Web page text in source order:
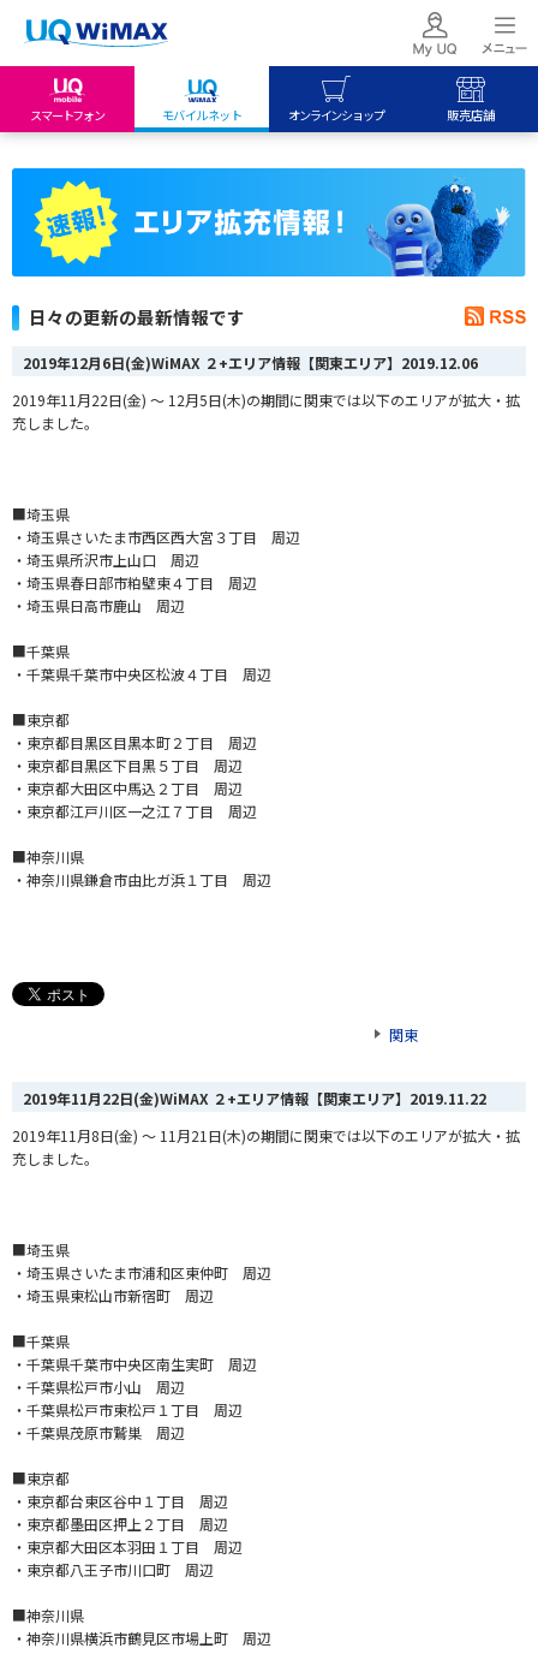
スマートフォン モバイルネット オンラインショップ 販売店舗
My UQ mobile
UQ mobile
UQ WiMAX
UQ WiMAX
日々の更新の最新情報です
2019年12月6日(金)WiMAX ２+エリア情報【関東エリア】 2019.12.06
2019年11月22日(金) ～ 12月5日(木)の期間に関東では以下のエリアが拡大・拡
充しました。
■埼玉県
・埼玉県さいたま市西区西大宮３丁目 周辺
・埼玉県所沢市上山口 周辺
・埼玉県春日部市粕壁東４丁目 周辺
・埼玉県日高市鹿山 周辺
■千葉県
・千葉県千葉市中央区松波４丁目 周辺
■東京都
・東京都目黒区目黒本町２丁目 周辺
・東京都目黒区下目黒５丁目 周辺
・東京都大田区中馬込２丁目 周辺
・東京都江戸川区一之江７丁目 周辺
■神奈川県
・神奈川県鎌倉市由比ガ浜１丁目 周辺
関東
2019年11月22日(金)WiMAX ２+エリア情報【関東エリア】 2019.11.22
2019年11月8日(金) ～ 11月21日(木)の期間に関東では以下のエリアが拡大・拡
充しました。
■埼玉県
・埼玉県さいたま市浦和区東仲町 周辺
・埼玉県東松山市新宿町 周辺
■千葉県
・千葉県千葉市中央区南生実町 周辺
・千葉県松戸市小山 周辺
・千葉県松戸市東松戸１丁目 周辺
・千葉県茂原市鷲巣 周辺
■東京都
・東京都台東区谷中１丁目 周辺
・東京都墨田区押上２丁目 周辺
・東京都大田区本羽田１丁目 周辺
・東京都八王子市川口町 周辺
■神奈川県
・神奈川県横浜市鶴見区市場上町 周辺